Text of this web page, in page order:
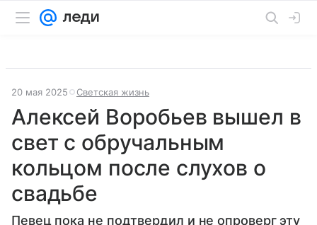
20 мая 2025 Светская жизнь
Алексей Воробьев вышел в
свет с обручальным
кольцом после слухов о
свадьбе
Певец пока не подтвердил и не опроверг эту